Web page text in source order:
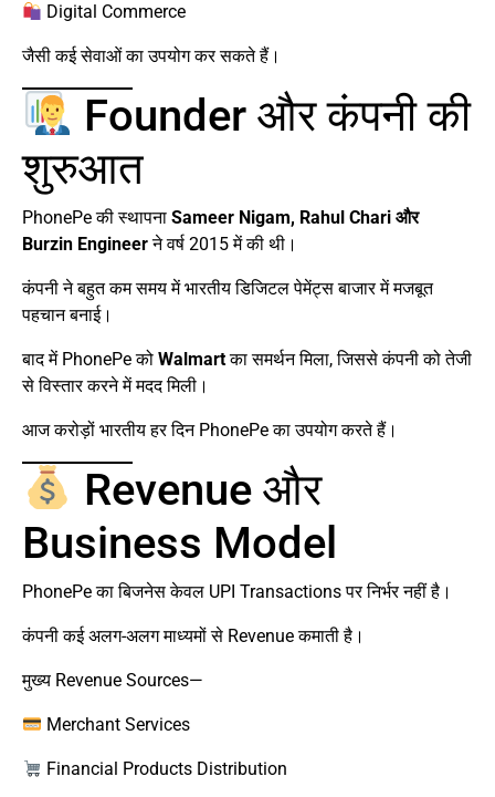
Digital Commerce
जैसी कई सेवाओं का उपयोग कर सकते हैं।
Founder और कंपनी की
शुरुआत
PhonePe की स्थापना Sameer Nigam, Rahul Chari और
Burzin Engineerने वर्ष 2015 में की थी।
कंपनी ने बहुत कम समय में भारतीय डिजिटल पेमेंट्स बाजार में मजबूत
पहचान बनाई।
बाद में PhonePe को Walmartका समर्थन मिला, जिससे कंपनी को तेजी
से विस्तार करने में मदद मिली।
आज करोड़ों भारतीय हर दिन PhonePe का उपयोग करते हैं।
Revenue और
Business Model
PhonePe का बिजनेस केवल UPI Transactions पर निर्भर नहीं है।
कंपनी कई अलग-अलग माध्यमों से Revenue कमाती है।
मुख्य Revenue Sources—
Merchant Services
Financial Products Distribution